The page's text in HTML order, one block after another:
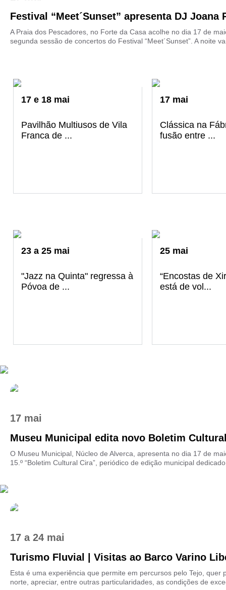
Festival “Meet´Sunset” apresenta DJ Joana
A Praia dos Pescadores, no Forte da Casa acolhe no dia 17 de
segunda sessão de concertos do Festival “Meet´Sunset”. A noite
17 e 18 mai
Pavilhão Multiusos de Vila
Franca de ...
17 mai
Clássica na
fusão entre ...
23 a 25 mai
"Jazz na Quinta" regressa à
Póvoa de ...
25 mai
“Encostas de
está de vol...
17 mai
Museu Municipal edita novo Boletim
O Museu Municipal, Núcleo de Alverca, apresenta no dia 17 de
15.º “Boletim Cultural Cira”, periódico de edição municipal
17 a24 mai
Turismo Fluvial | Visitas ao Barco Varino
Esta é uma experiência que permite em percursos pelo Tejo, quer
norte, apreciar, entre outras particularidades, as condições de